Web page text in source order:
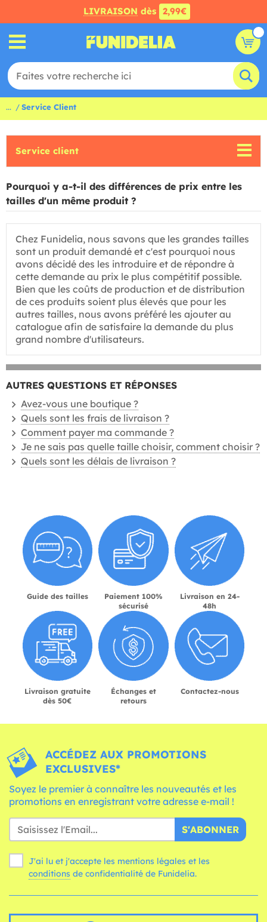
LIVRAISON dès 2,99€
... Service Client
Service client
Pourquoi y a-t-il des différences de prix entre les
tailles d'un même produit ?
Chez Funidelia, nous savons que les grandes tailles
sont un produit demandé et c'est pourquoi nous
avons décidé des les introduire et de répondre à
cette demande au prix le plus compétitif possible.
Bien que les coûts de production et de distribution
de ces produits soient plus élevés que pour les
autres tailles, nous avons préféré les ajouter au
catalogue afin de satisfaire la demande du plus
grand nombre d'utilisateurs.
AUTRES QUESTIONS ET RÉPONSES
Avez-vous une boutique ?
Quels sont les frais de livraison ?
Comment payer ma commande ?
Je ne sais pas quelle taille choisir, comment choisir ?
Quels sont les délais de livraison ?
Guide des tailles
Paiement 100%
sécurisé
Livraison en 24-
48h
Livraison gratuite
dès 50€
Échanges et
retours
Contactez-nous
ACCÉDEZ AUX PROMOTIONS
EXCLUSIVES*
Soyez le premier à connaître les nouveautés et les
promotions en enregistrant votre adresse e-mail !
S'ABONNER
J'ai lu et j'accepte les mentions légales et les
conditions de confidentialité de Funidelia.